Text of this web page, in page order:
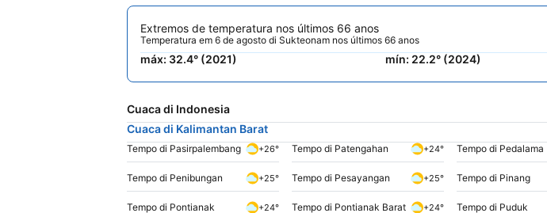
Extremos de temperatura nos últimos 66 anos
Temperatura em 6 de agosto di Sukteonam nos últimos 66 anos
máx: 32.4° (2021) mín: 22.2° (2024)
Cuaca di Indonesia
Cuaca di Kalimantan Barat
Tempo di Pasirpalembang +26° Tempo di Patengahan +24° Tempo di Pedalama
Tempo di Penibungan +25° Tempo di Pesayangan +25° Tempo di Pinang
Tempo di Pontianak +24° Tempo di Pontianak Barat +24° Tempo di Puduk